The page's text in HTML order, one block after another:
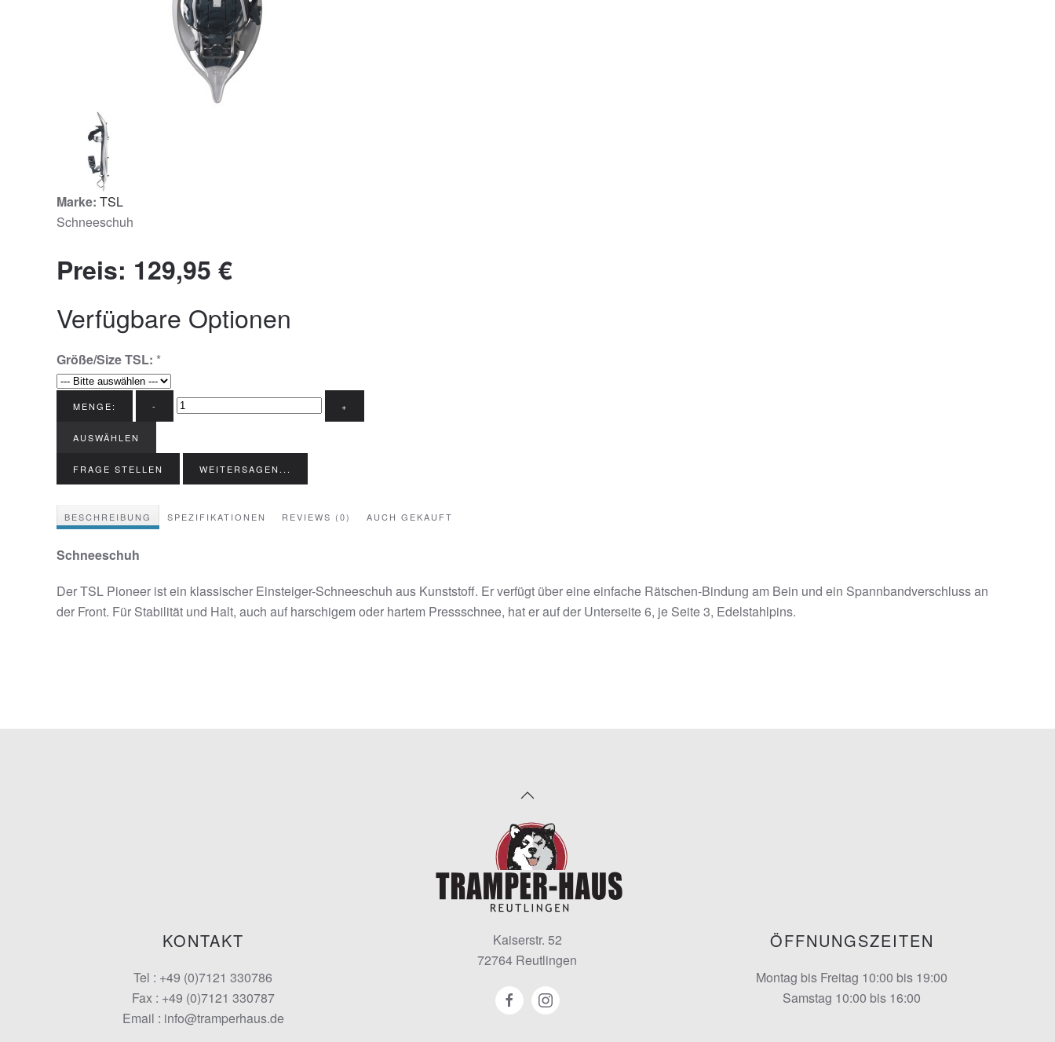
Marke: TSL
Schneeschuh
Preis: 129,95 €
Verfügbare Optionen
Größe/Size TSL: *
MENGE: - +
AUSWÄHLEN
FRAGE STELLEN WEITERSAGEN...
BESCHREIBUNG SPEZIFIKATIONEN REVIEWS (0) AUCH GEKAUFT
Schneeschuh
Der TSL Pioneer ist ein klassischer Einsteiger-Schneeschuh aus Kunststoff. Er verfügt über eine einfache Rätschen-Bindung am Bein und ein Spannbandverschluss an
der Front. Für Stabilität und Halt, auch auf harschigem oder hartem Pressschnee, hat er auf der Unterseite 6, je Seite 3, Edelstahlpins.
KONTAKT
Tel : +49 (0)7121 330786
Fax : +49 (0)7121 330787
Email : info@tramperhaus.de
Kaiserstr. 52
72764 Reutlingen
ÖFFNUNGSZEITEN
Montag bis Freitag 10:00 bis 19:00
Samstag 10:00 bis 16:00